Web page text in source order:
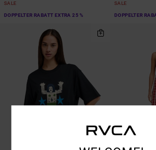
SALE
DOPPELTER RABATT EXTRA 25 %
SALE
DOPPELTER